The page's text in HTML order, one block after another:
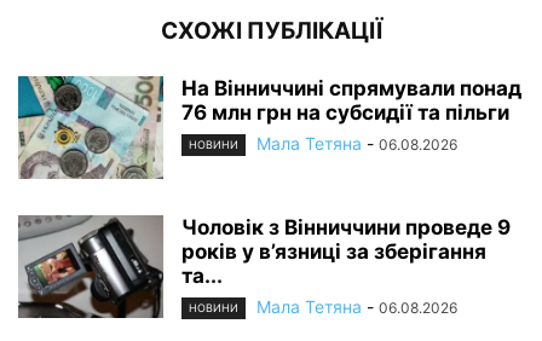
СХОЖІ ПУБЛІКАЦІЇ
На Вінниччині спрямували понад
76 млн грн на субсидії та пільги
НОВИНИ Мала Тетяна - 06.08.2026
Чоловік з Вінниччини проведе 9
років у в’язниці за зберігання
та...
НОВИНИ Мала Тетяна - 06.08.2026